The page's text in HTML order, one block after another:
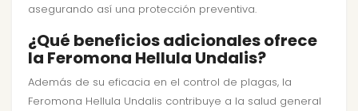
asegurando así una protección preventiva.
¿Qué beneficios adicionales ofrece
la Feromona Hellula Undalis?
Además de su eficacia en el control de plagas, la
Feromona Hellula Undalis contribuye a la salud general